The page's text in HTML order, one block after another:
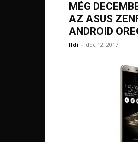
MÉG
AZ ASUS
ANDROID
Ildi - dec 12, 2017